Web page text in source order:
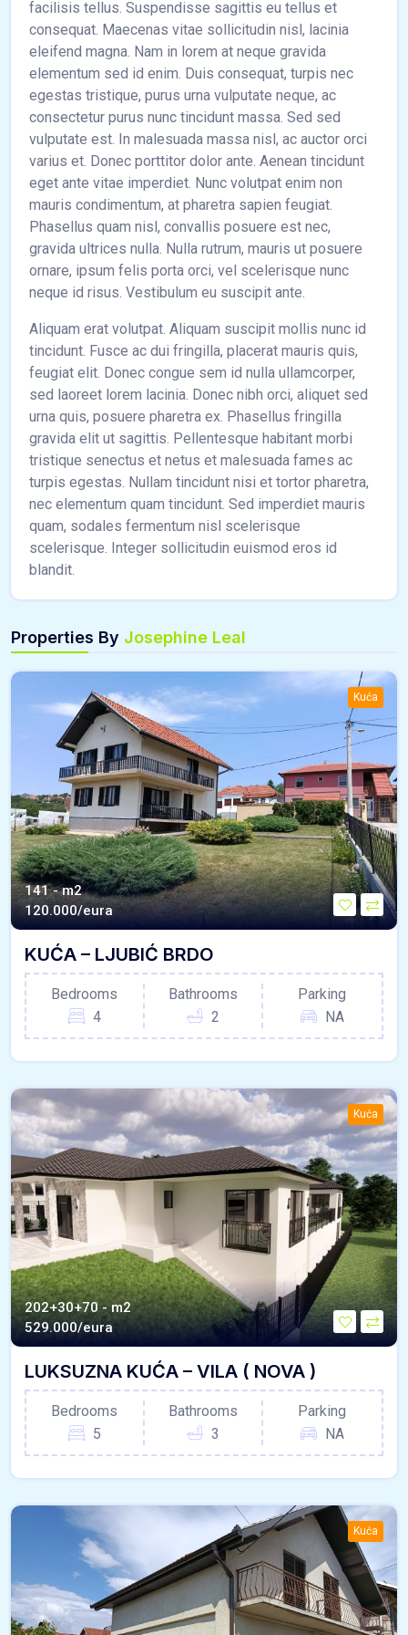
facilisis tellus. Suspendisse sagittis eu tellus et
consequat. Maecenas vitae sollicitudin nisl, lacinia
eleifend magna. Nam in lorem at neque gravida
elementum sed id enim. Duis consequat, turpis nec
egestas tristique, purus urna vulputate neque, ac
consectetur purus nunc tincidunt massa. Sed sed
vulputate est. In malesuada massa nisl, ac auctor orci
varius et. Donec porttitor dolor ante. Aenean tincidunt
eget ante vitae imperdiet. Nunc volutpat enim non
mauris condimentum, at pharetra sapien feugiat.
Phasellus quam nisl, convallis posuere est nec,
gravida ultrices nulla. Nulla rutrum, mauris ut posuere
ornare, ipsum felis porta orci, vel scelerisque nunc
neque id risus. Vestibulum eu suscipit ante.
Aliquam erat volutpat. Aliquam suscipit mollis nunc id
tincidunt. Fusce ac dui fringilla, placerat mauris quis,
feugiat elit. Donec congue sem id nulla ullamcorper,
sed laoreet lorem lacinia. Donec nibh orci, aliquet sed
urna quis, posuere pharetra ex. Phasellus fringilla
gravida elit ut sagittis. Pellentesque habitant morbi
tristique senectus et netus et malesuada fames ac
turpis egestas. Nullam tincidunt nisi et tortor pharetra,
nec elementum quam tincidunt. Sed imperdiet mauris
quam, sodales fermentum nisl scelerisque
scelerisque. Integer sollicitudin euismod eros id
blandit.
Properties By Josephine Leal
Kuća
141 - m2
120.000/eura
KUĆA – LJUBIĆ BRDO
Bedrooms
4
Bathrooms
2
Parking
NA
Kuća
202+30+70 - m2
529.000/eura
LUKSUZNA KUĆA – VILA ( NOVA )
Bedrooms
5
Bathrooms
3
Parking
NA
Kuća